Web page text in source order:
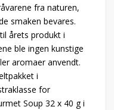
fra naturen,
smaken bevares.
årets produkt i
ble ingen kunstige
aromaer anvendt.
i
for
Soup 32 x 40 g i